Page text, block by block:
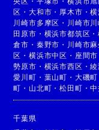
区 ・大和市 ・ 厚木市 ・
川崎市多摩区 ・ 川崎市
田原市 ・ 横浜市都筑区 ・
倉市 ・ 秦野市 ・ 川崎市
区 ・横浜市中区 ・ 座間市
勢原市 ・ 横浜市西区 ・
愛川町 ・ 葉山町 ・ 大磯町
町 ・ 山北町 ・松田町 ・
千葉県